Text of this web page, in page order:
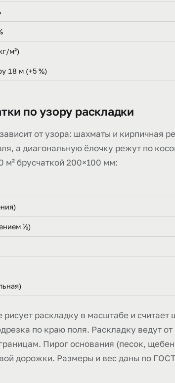
м²)
18 м (+5 %)
по узору раскладки
от узора: шахматы и кирпичная
а диагональную ёлочку режут по
м² брусчаткой 200×100 мм:
½)
раскладку в масштабе и считает
по краю поля. Раскладку ведут
Пирог основания (песок,
дорожки. Размеры и вес даны по